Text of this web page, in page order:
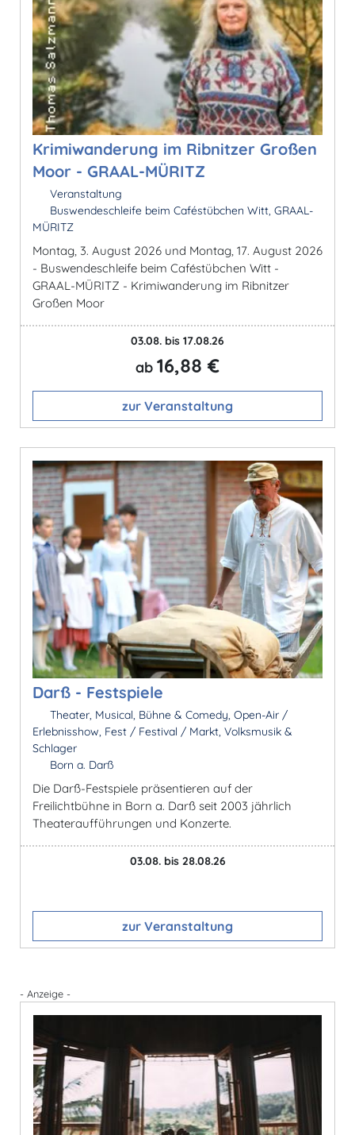
Krimiwanderung im Ribnitzer Großen
Moor - GRAAL-MÜRITZ
Veranstaltung
Buswendeschleife beim Caféstübchen Witt, GRAAL-
MÜRITZ
Montag, 3. August 2026 und Montag, 17. August 2026
- Buswendeschleife beim Caféstübchen Witt -
GRAAL-MÜRITZ - Krimiwanderung im Ribnitzer
Großen Moor
03.08. bis 17.08.26
ab 16,88 €
zur Veranstaltung
Darß - Festspiele
Theater, Musical, Bühne & Comedy, Open-Air /
Erlebnisshow, Fest / Festival / Markt, Volksmusik &
Schlager
Born a. Darß
Die Darß-Festspiele präsentieren auf der
Freilichtbühne in Born a. Darß seit 2003 jährlich
Theateraufführungen und Konzerte.
03.08. bis 28.08.26
zur Veranstaltung
- Anzeige -